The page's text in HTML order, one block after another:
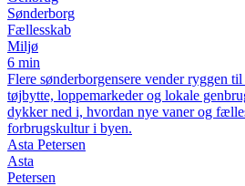
Sønderborg
Fællesskab
Miljø
6 min
Flere sønderborgensere vender ryggen
tøjbytte, loppemarkeder og lokale
dykker ned i, hvordan nye vaner og
forbrugskultur i byen.
Asta Petersen
Asta
Petersen